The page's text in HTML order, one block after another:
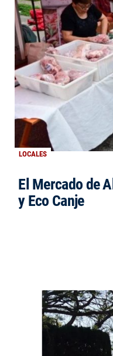
LOCALES
El Mercado de
y Eco Canje